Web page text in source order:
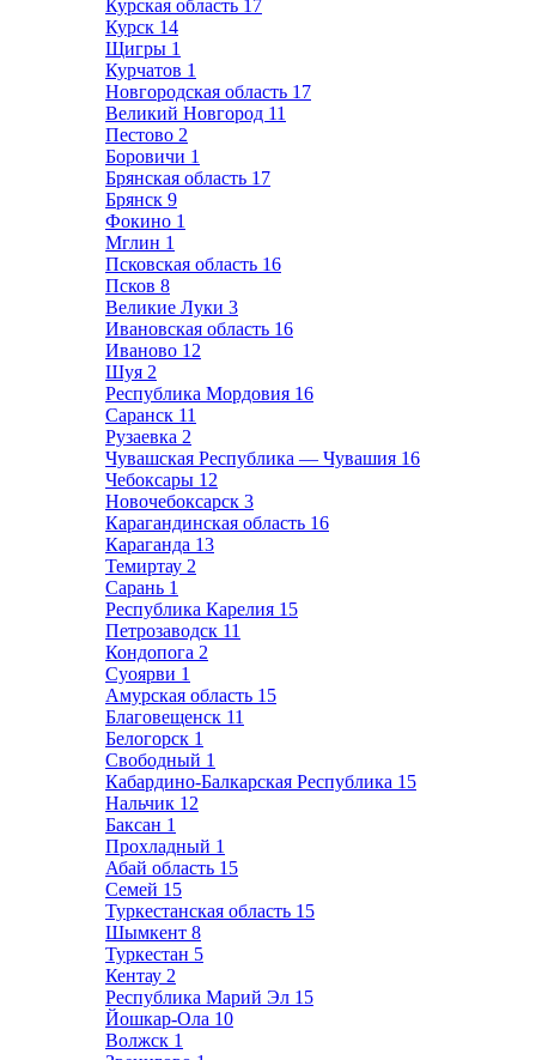
Курская область 17
Курск 14
Щигры 1
Курчатов 1
Новгородская область 17
Великий Новгород 11
Пестово 2
Боровичи 1
Брянская область 17
Брянск 9
Фокино 1
Мглин 1
Псковская область 16
Псков 8
Великие Луки 3
Ивановская область 16
Иваново 12
Шуя 2
Республика Мордовия 16
Саранск 11
Рузаевка 2
Чувашская Республика — Чувашия 16
Чебоксары 12
Новочебоксарск 3
Карагандинская область 16
Караганда 13
Темиртау 2
Сарань 1
Республика Карелия 15
Петрозаводск 11
Кондопога 2
Суоярви 1
Амурская область 15
Благовещенск 11
Белогорск 1
Свободный 1
Кабардино-Балкарская Республика 15
Нальчик 12
Баксан 1
Прохладный 1
Абай область 15
Семей 15
Туркестанская область 15
Шымкент 8
Туркестан 5
Кентау 2
Республика Марий Эл 15
Йошкар-Ола 10
Волжск 1